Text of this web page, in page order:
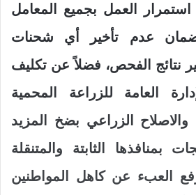
العمل بجميع المعامل
لضمان عدم تأخير أي شحنات
نتائج الفحص، فضلاً عن تكليف
العامة للزراعة المحمية
والاصلاح الزراعي بضخ المزيد
بمنافذها الثابتة والمتنقلة
العبء عن كاهل المواطنين